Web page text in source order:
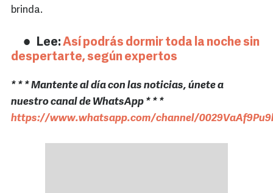
brinda.
Lee: Así podrás dormir toda la noche sin
despertarte, según expertos
* * * Mantente al día con las noticias, únete a
nuestro canal de WhatsApp * * *
https://www.whatsapp.com/channel/